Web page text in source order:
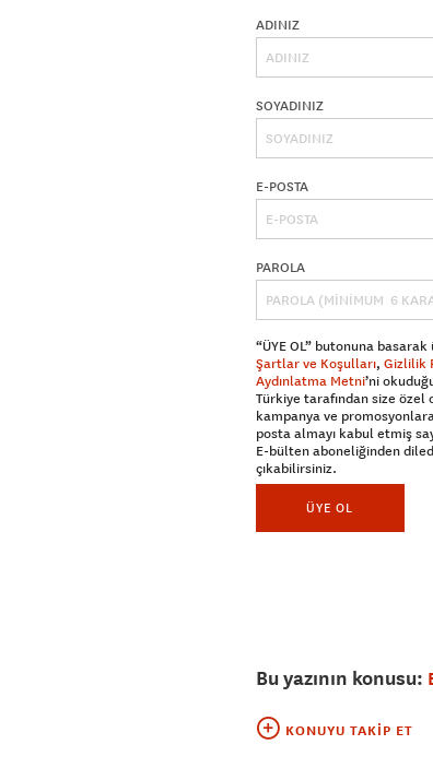
ADINIZ
SOYADINIZ
E-POSTA
PAROLA
“ÜYE OL” butonuna
Şartlar ve Koşulları, Gizlilik
Aydınlatma Metni’ni
Türkiye tarafından size
kampanya ve
posta almayı kabul etmiş
E-bülten aboneliğinden
çıkabilirsiniz.
ÜYE OL
Bu yazının konusu:
KONUYU TAKIP ET